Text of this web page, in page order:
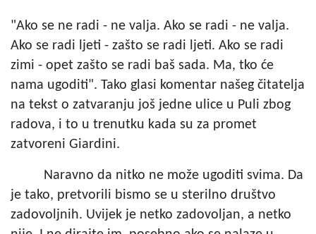
"Ako se ne radi - ne valja. Ako se radi - ne valja.
Ako se radi ljeti - zašto se radi ljeti. Ako se radi
zimi - opet zašto se radi baš sada. Ma, tko će
nama ugoditi". Tako glasi komentar našeg čitatelja
na tekst o zatvaranju još jedne ulice u Puli zbog
radova, i to u trenutku kada su za promet
zatvoreni Giardini.
Naravno da nitko ne može ugoditi svima. Da
je tako, pretvorili bismo se u sterilno društvo
zadovoljnih. Uvijek je netko zadovoljan, a netko